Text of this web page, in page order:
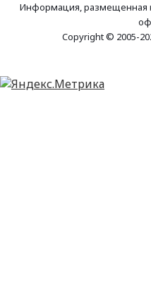
Информация, размещенная
Copyright © 2005-